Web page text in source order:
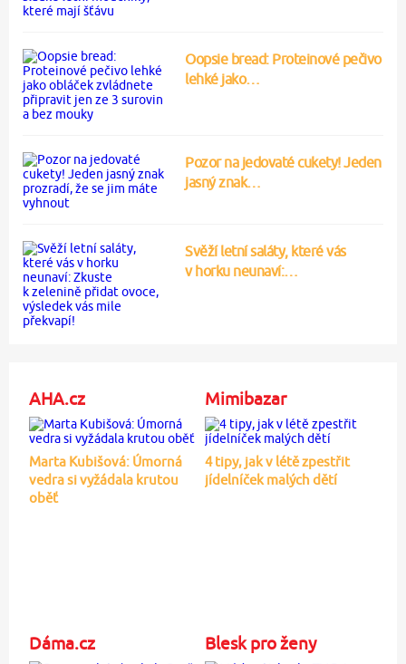
Oopsie bread: Proteinové pečivo
lehké jako…
Pozor na jedovaté cukety! Jeden
jasný znak…
Svěží letní saláty, které vás
v horku neunaví:…
AHA.cz
Marta Kubišová: Úmorná
vedra si vyžádala krutou
oběť
Mimibazar
4 tipy, jak v létě zpestřit
jídelníček malých dětí
Dáma.cz Blesk pro ženy